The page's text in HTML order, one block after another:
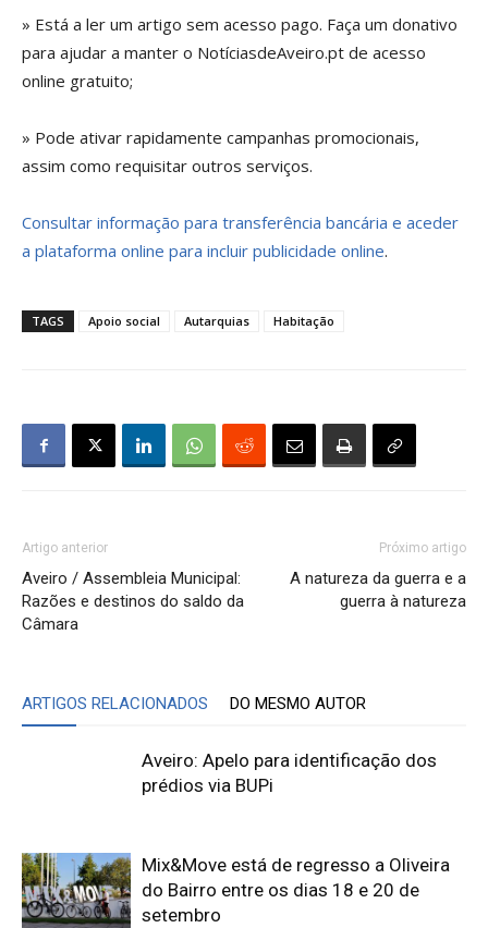
» Está a ler um artigo sem acesso pago. Faça um donativo
para ajudar a manter o NotíciasdeAveiro.pt de acesso
online gratuito;
» Pode ativar rapidamente campanhas promocionais,
assim como requisitar outros serviços.
Consultar informação para transferência bancária e aceder
a plataforma online para incluir publicidade online.
TAGS Apoio social Autarquias Habitação
Artigo anterior
Aveiro / Assembleia Municipal:
Razões e destinos do saldo da
Câmara
Próximo artigo
A natureza da guerra e a
guerra à natureza
ARTIGOS RELACIONADOS DO MESMO AUTOR
Aveiro: Apelo para identificação dos
prédios via BUPi
Mix&Move está de regresso a Oliveira
do Bairro entre os dias 18 e 20 de
setembro